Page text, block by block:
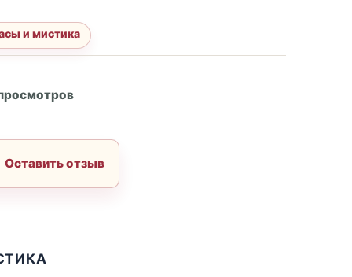
и мистика
Оставить отзыв